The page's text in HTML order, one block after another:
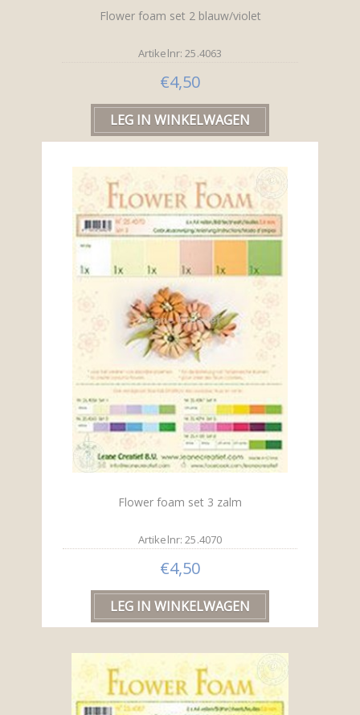
Flower foam set 2 blauw/violet
Artikelnr: 25.4063
€4,50
Flower foam set 3 zalm
Artikelnr: 25.4070
€4,50